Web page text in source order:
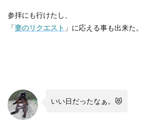
参拝にも行けたし、
「妻のリクエスト 」に応える事も出来た。
いい日だったなぁ。 😻